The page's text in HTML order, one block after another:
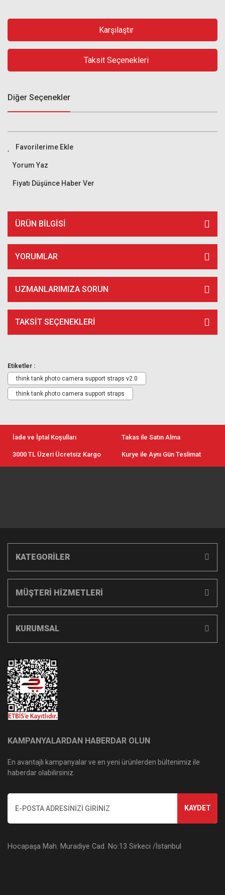
Karşılaştır
Taksit Seçenekleri
Diğer Seçenekler
Yorum Yaz
Fiyatı Düşünce Haber Ver
ÜRÜN BILGISI
YORUMLAR
UZMANLARIMIZA SORUN
TAKSIT SEÇENEKLERI
Etiketler :
think tank photo camera support straps v2.0
think tank photo camera support straps
İade ve İptal Koşulları Takas ile Satın Alma
3000 TL Üzeri Ücretsiz Kargo Kurye ile Aynı Gün Teslimat
KATEGORİLER
MÜŞTERİ HİZMETLERİ
KURUMSAL
KAMPANYALARDAN HABERDAR OLUN
En avantajlı kampanyalar ve en yeni ürünlerden bültenimiz ile
haberdar olabilirsiniz.
KAYDET
Hocapaşa Mah. Muradiye Cad. No:13 Sirkeci /İstanbul